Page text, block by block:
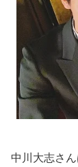
中川大志さ